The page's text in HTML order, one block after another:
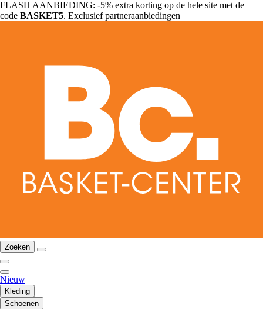
FLASH AANBIEDING: -5% extra korting op de hele site met de
code BASKET5. Exclusief partneraanbiedingen
Zoeken
Nieuw
Kleding
Schoenen